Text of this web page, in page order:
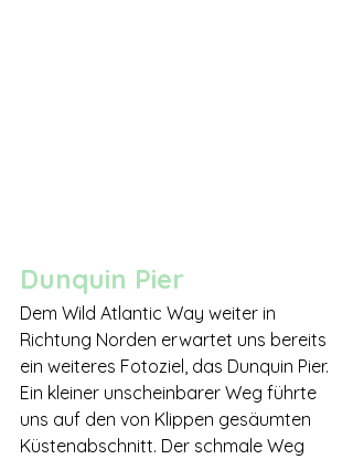
Dunquin Pier
Dem Wild Atlantic Way weiter in
Richtung Norden erwartet uns bereits
ein weiteres Fotoziel, das Dunquin Pier.
Ein kleiner unscheinbarer Weg führte
uns auf den von Klippen gesäumten
Küstenabschnitt. Der schmale Weg